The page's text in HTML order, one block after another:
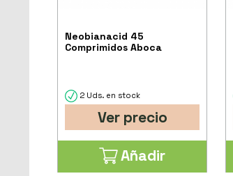
Neobianacid 45
Comprimidos Aboca
2 Uds. en stock
Ver precio
Añadir